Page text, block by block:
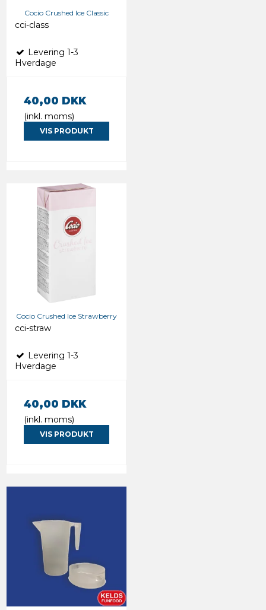
Cocio Crushed Ice Classic
cci-class
Levering 1-3
Hverdage
40,00 DKK
(inkl. moms)
VIS PRODUKT
Cocio Crushed Ice Strawberry
cci-straw
Levering 1-3
Hverdage
40,00 DKK
(inkl. moms)
VIS PRODUKT